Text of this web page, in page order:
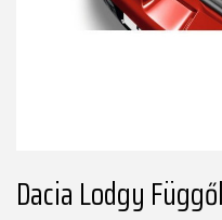
Dacia Lodgy